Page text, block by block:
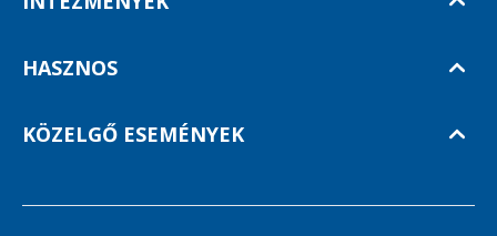
HASZNOS
KÖZELGŐ ESEMÉNYEK